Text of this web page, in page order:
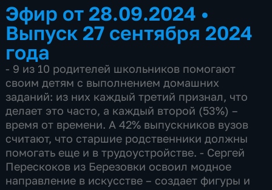
Эфир от 28.09.2024 •
Выпуск 27 сентября 2024
года
- 9 из 10 родителей школьников помогают
своим детям с выполнением домашних
заданий: из них каждый третий признал, что
делает это часто, а каждый второй (53%) –
время от времени. А 42% выпускников вузов
считают, что старшие родственники должны
помогать еще и в трудоустройстве. - Сергей
Перескоков из Березовки освоил модное
направление в искусстве – создает фигуры и